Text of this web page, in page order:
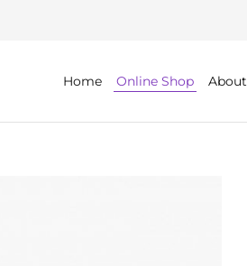
Home Online Shop About